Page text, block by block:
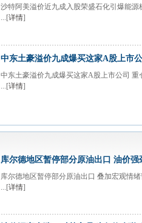
沙特阿美溢价近九成入股荣盛石化引爆能
...[详情]
中东土豪溢价九成爆买这家A股上市
中东土豪溢价九成爆买这家A股上市公司 重
...[详情]
库尔德地区暂停部分原油出口 油价强
库尔德地区暂停部分原油出口 叠加宏观情
...[详情]